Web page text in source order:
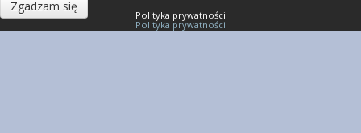
Polityka prywatności
Zgadzam się
Polityka prywatności